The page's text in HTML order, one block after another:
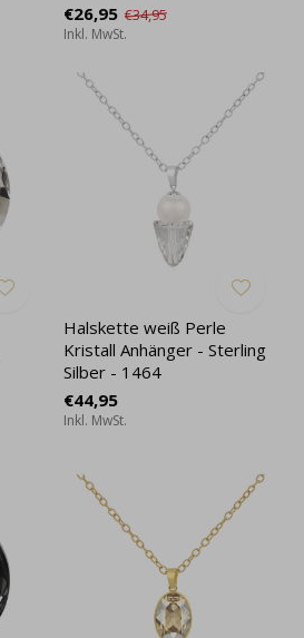
€26,95 €34,95
Inkl. MwSt.
Halskette weiß Perle
Kristall Anhänger - Sterling
Silber - 1464
€44,95
Inkl. MwSt.